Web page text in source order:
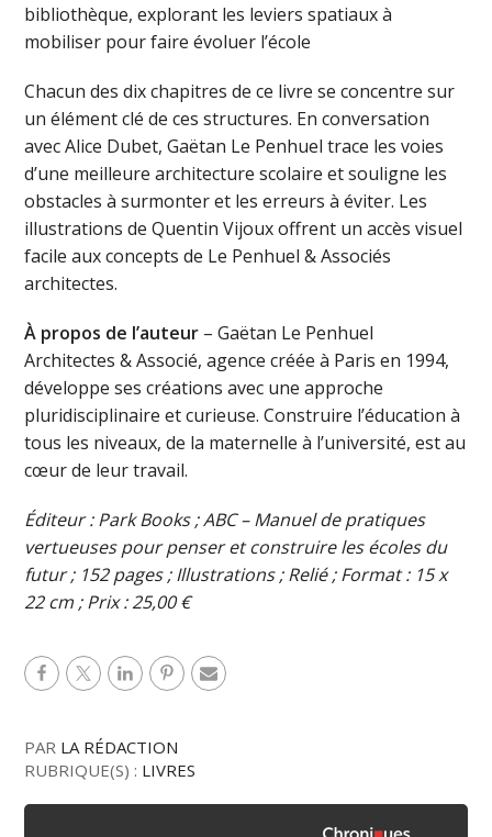
bibliothèque, explorant les leviers spatiaux à
mobiliser pour faire évoluer l’école
Chacun des dix chapitres de ce livre se concentre sur
un élément clé de ces structures. En conversation
avec Alice Dubet, Gaëtan Le Penhuel trace les voies
d’une meilleure architecture scolaire et souligne les
obstacles à surmonter et les erreurs à éviter. Les
illustrations de Quentin Vijoux offrent un accès visuel
facile aux concepts de Le Penhuel & Associés
architectes.
À propos de l’auteur – Gaëtan Le Penhuel
Architectes & Associé, agence créée à Paris en 1994,
développe ses créations avec une approche
pluridisciplinaire et curieuse. Construire l’éducation à
tous les niveaux, de la maternelle à l’université, est au
cœur de leur travail.
Éditeur : Park Books ; ABC – Manuel de pratiques
vertueuses pour penser et construire les écoles du
futur ; 152 pages ; Illustrations ; Relié ; Format : 15 x
22 cm ; Prix : 25,00 €
PAR LA RÉDACTION
RUBRIQUE(S) : LIVRES